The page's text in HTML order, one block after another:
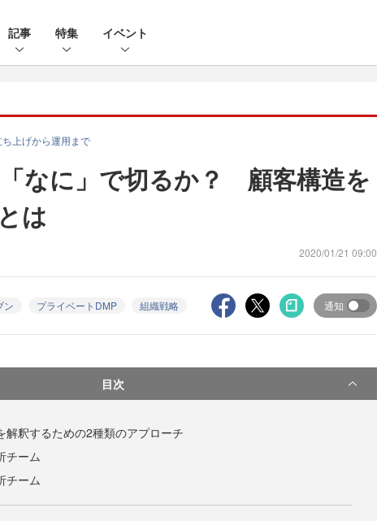
記事 特集 イベント
上げから運用まで
なに」で切るか？ 顧客構造を
は
2020/01/21 09:00
ン プライベートDMP 組織戦略 通知
目次
解釈するための2種類のアプローチ
チーム
チーム